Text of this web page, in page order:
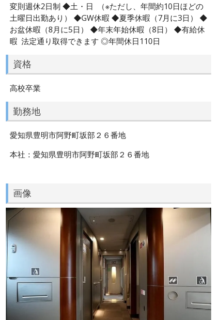
変則週休2日制 ◆土・日 （※ただし、年間約10日ほどの
土曜日出勤あり） ◆GW休暇 ◆夏季休暇（7月に3日） ◆
お盆休暇（8月に5日） ◆年末年始休暇（8日） ◆有給休
暇 法定通り取得できます ◎年間休日110日
資格
高校卒業
勤務地
愛知県豊明市阿野町坂部２６番地
本社：愛知県豊明市阿野町坂部２６番地
画像